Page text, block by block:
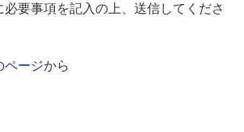
要事項を記入の上、送信してくださ
ページから